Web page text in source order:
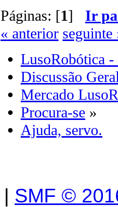
Páginas: [1] Ir
« anterior seguinte
LusoRobótica -
Discussão
Mercado
Procura-se »
Ajuda, servo.
| SMF ©